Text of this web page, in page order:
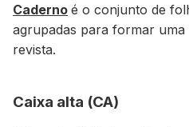
Caderno é o conjunto de
agrupadas para formar
revista.
Caixa alta (CA)